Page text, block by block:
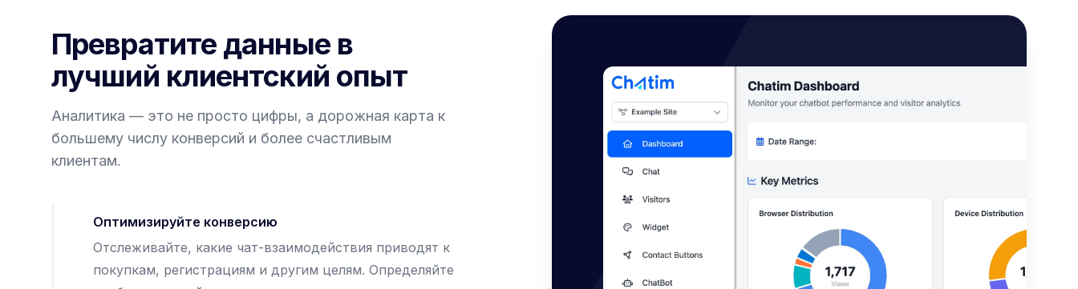
Превратите данные в
лучший клиентский опыт
Аналитика — это не просто цифры, а дорожная карта к
большему числу конверсий и более счастливым
клиентам.
Оптимизируйте конверсию
Отслеживайте, какие чат-взаимодействия приводят к
покупкам, регистрациям и другим целям. Определяйте